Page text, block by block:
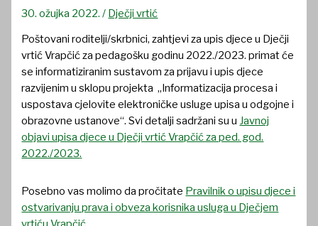
30. ožujka 2022./ Dječji vrtić
Poštovani roditelji/skrbnici, zahtjevi za upis djece u Dječji
vrtić Vrapčić za pedagošku godinu 2022./2023. primat će
se informatiziranim sustavom za prijavu i upis djece
razvijenim u sklopu projekta „Informatizacija procesa i
uspostava cjelovite elektroničke usluge upisa u odgojne i
obrazovne ustanove“. Svi detalji sadržani su u Javnoj
objavi upisa djece u Dječji vrtić Vrapčić za ped. god.
2022./2023.
Posebno vas molimo da pročitate Pravilnik o upisu djece i
ostvarivanju prava i obveza korisnika usluga u Dječjem